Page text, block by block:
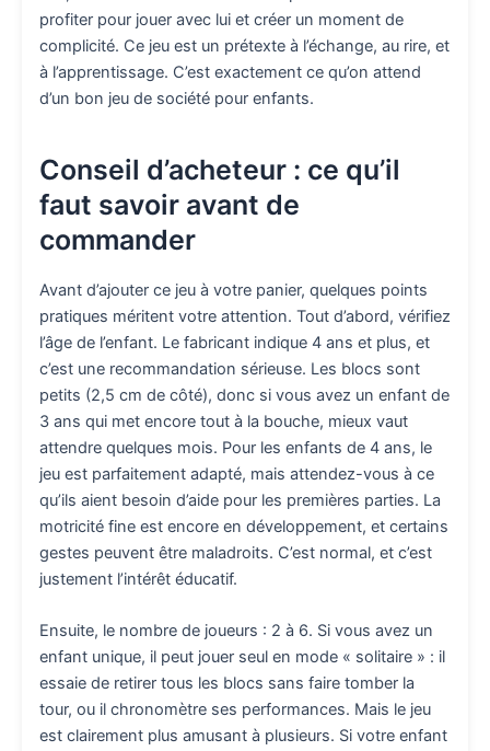
profiter pour jouer avec lui et créer un moment de
complicité. Ce jeu est un prétexte à l’échange, au rire, et
à l’apprentissage. C’est exactement ce qu’on attend
d’un bon jeu de société pour enfants.
Conseil d’acheteur : ce qu’il
faut savoir avant de
commander
Avant d’ajouter ce jeu à votre panier, quelques points
pratiques méritent votre attention. Tout d’abord, vérifiez
l’âge de l’enfant. Le fabricant indique 4 ans et plus, et
c’est une recommandation sérieuse. Les blocs sont
petits (2,5 cm de côté), donc si vous avez un enfant de
3 ans qui met encore tout à la bouche, mieux vaut
attendre quelques mois. Pour les enfants de 4 ans, le
jeu est parfaitement adapté, mais attendez-vous à ce
qu’ils aient besoin d’aide pour les premières parties. La
motricité fine est encore en développement, et certains
gestes peuvent être maladroits. C’est normal, et c’est
justement l’intérêt éducatif.
Ensuite, le nombre de joueurs : 2 à 6. Si vous avez un
enfant unique, il peut jouer seul en mode « solitaire » : il
essaie de retirer tous les blocs sans faire tomber la
tour, ou il chronomètre ses performances. Mais le jeu
est clairement plus amusant à plusieurs. Si votre enfant